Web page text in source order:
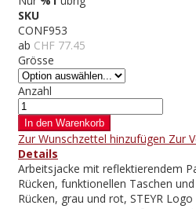
SKU
CONF953
ab CHF 77.45
Grösse
Anzahl
In den Warenkorb
Zur Wunschzettel hinzufügen Zur
Details
Arbeitsjacke mit reflektierendem
Rücken, funktionellen Taschen
Rücken, grau und rot, STEYR